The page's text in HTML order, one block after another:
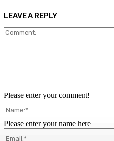
LEAVE A REPLY
Please enter your comment!
Please enter your name here